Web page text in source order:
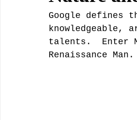
Exhibits at the Heard-Craig
Google defines
knowledgeable,
talents.  Enter
Renaissance